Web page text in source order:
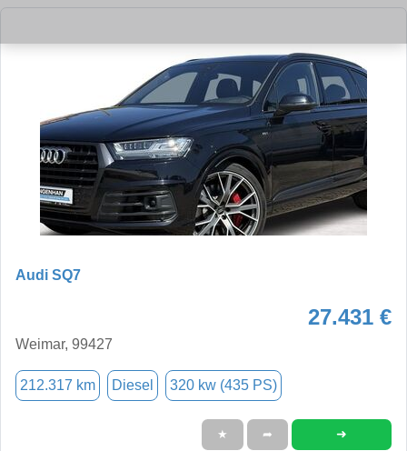
Audi SQ7
27.431 €
Weimar, 99427
212.317 km Diesel 320 kw (435 PS)
★ ➦ ➜